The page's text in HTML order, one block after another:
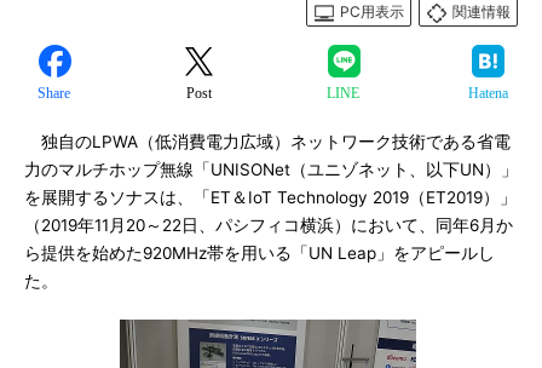
PC用表示
関連情報
Share Post LINE Hatena
独自のLPWA（低消費電力広域）ネットワーク技術である省電
力のマルチホップ無線「UNISONet（ユニゾネット、以下UN）」
を展開するソナスは、「ET＆IoT Technology 2019（ET2019）」
（2019年11月20～22日、パシフィコ横浜）において、同年6月か
ら提供を始めた920MHz帯を用いる「UN Leap」をアピールし
た。